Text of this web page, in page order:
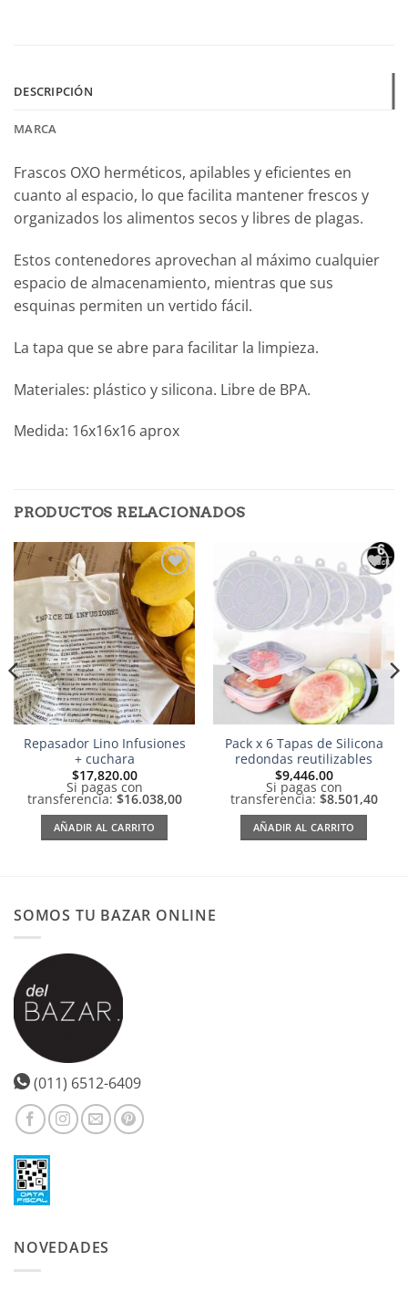
DESCRIPCIÓN
MARCA
Frascos OXO herméticos, apilables y eficientes en
cuanto al espacio, lo que facilita mantener frescos y
organizados los alimentos secos y libres de plagas.
Estos contenedores aprovechan al máximo cualquier
espacio de almacenamiento, mientras que sus
esquinas permiten un vertido fácil.
La tapa que se abre para facilitar la limpieza.
Materiales: plástico y silicona. Libre de BPA.
Medida: 16x16x16 aprox
PRODUCTOS RELACIONADOS
Añadir
a la
lista de
deseos
Repasador Lino Infusiones
+ cuchara
$17,820.00
Si pagas con
transferencia: $16.038,00
AÑADIR AL CARRITO
Añadir
a la
lista de
deseos
Pack x 6 Tapas de Silicona
redondas reutilizables
$9,446.00
Si pagas con
transferencia: $8.501,40
AÑADIR AL CARRITO
SOMOS TU BAZAR ONLINE
(011) 6512-6409
NOVEDADES